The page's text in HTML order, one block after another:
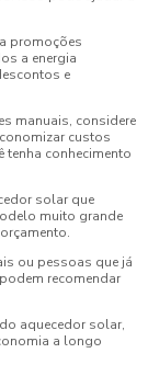
promoções
a energia
e
manuais, considere
custos
tenha conhecimento
solar que
muito grande
ou pessoas que já
recomendar
aquecedor solar,
a longo